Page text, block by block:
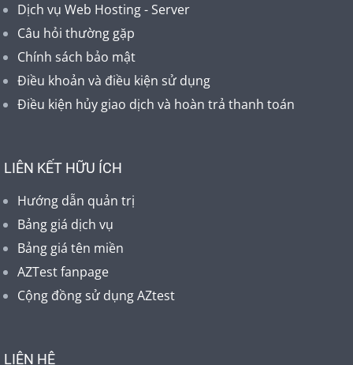
Dịch vụ Web Hosting - Server
Câu hỏi thường gặp
Chính sách bảo mật
Điều khoản và điều kiện sử dụng
Điều kiện hủy giao dịch và hoàn trả thanh toán
LIÊN KẾT HỮU ÍCH
Hướng dẫn quản trị
Bảng giá dịch vụ
Bảng giá tên miền
AZTest fanpage
Cộng đồng sử dụng AZtest
LIÊN HỆ